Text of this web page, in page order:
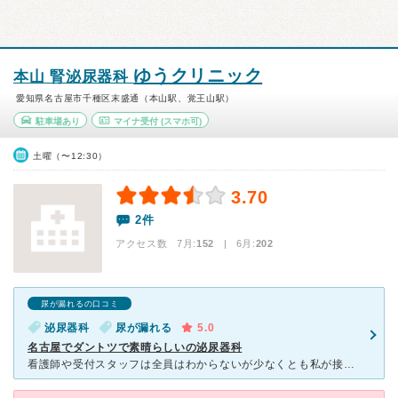
本山 腎泌尿器科 ゆうクリニック
愛知県名古屋市千種区末盛通（本山駅、覚王山駅）
駐車場あり マイナ受付(スマホ可)
土曜（〜12:30）
3.70
2件
アクセス数 7月:152 | 6月:202
尿が漏れるの口コミ
泌尿器科 尿が漏れる
5.0
名古屋でダントツで素晴らしいの泌尿器科
看護師や受付スタッフは全員はわからないが少なくとも私が接した人達は、仕事もできて愛想も良い。 何より医師が秀逸。様々な検査もそつなくこなしていただける。こんなに検査までできる開業医いないのではないだ